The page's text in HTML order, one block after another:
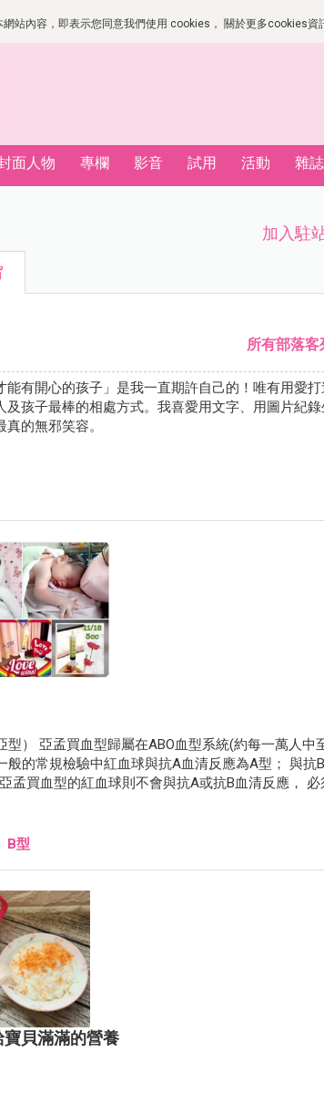
站內容，即表示您同意我們使用 cookies， 關於更多cookies資
面人物 專欄 影音 試用 活動 雜誌
加入駐
所有部落客
能有開心的孩子」是我一直期許自己的！唯有用愛打
及孩子最棒的相處方式。我喜愛用文字、用圖片紀錄
的無邪笑容。
中至少有
B型
貝滿滿的營養